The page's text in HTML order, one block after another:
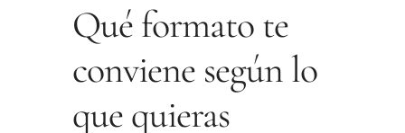
Qué formato te
conviene según lo
que quieras